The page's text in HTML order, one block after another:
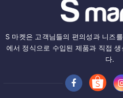
S 마켓은 고객님들의 편의성과 니즈
에서 정식으로 수입된 제품과 직접
다.